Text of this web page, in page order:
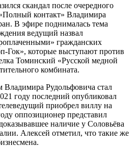
скандал после очередного
контакт» Владимира
В эфире поднималась тема
ведущий назвал
гражданских
Гок», которые выступают против
Томинский «Русской медной
комбината.
Рудольфовича стал
году последний опубликовал
приобрел виллу на
оппозиционер представил
наличие у Соловьёва
Алексей отметил, что такие же